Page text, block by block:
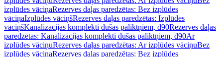
izplūdes vāciņaRezerves daļas paredzētas: Bez izplūdes
vāciņaIzplūdes vāciņšRezerves daļas paredzētas: Izplūdes
vāciņšKanalizācijas komplekti dušas paliktņiem, d90Rezerves daļas
paredzētas: Kanalizācijas komplekti dušas paliktņiem, d90Ar
izplūdes vāciņuRezerves daļas paredzētas: Ar izplūdes vāciņuBez
izplūdes vāciņaRezerves daļas paredzētas: Bez izplūdes